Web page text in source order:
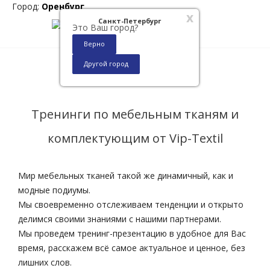
x
Санкт-Петербург
Это Ваш город?
Верно
Другой город
Город: Оренбург
Тренинги по мебельным тканям и
комплектующим от Vip-Textil
Мир мебельных тканей такой же динамичный, как и
модные подиумы.
Мы своевременно отслеживаем тенденции и открыто
делимся своими знаниями с нашими партнерами.
Мы проведем тренинг-презентацию в удобное для Вас
время, расскажем всё самое актуальное и ценное, без
лишних слов.